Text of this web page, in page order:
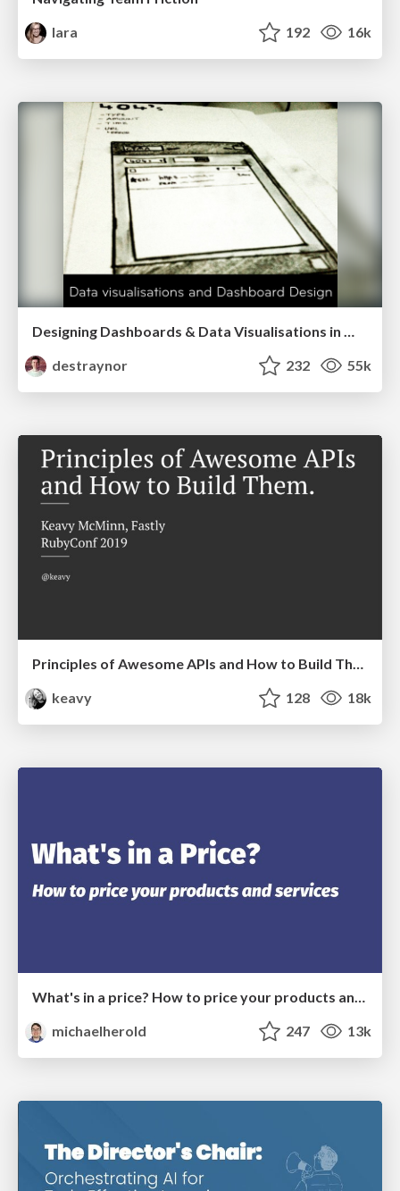
lara
192 16k
Designing Dashboards & Data Visualisations in Web Apps
destraynor
232 55k
Principles of Awesome APIs and How to Build Them.
keavy
128 18k
michaelherold
247 13k